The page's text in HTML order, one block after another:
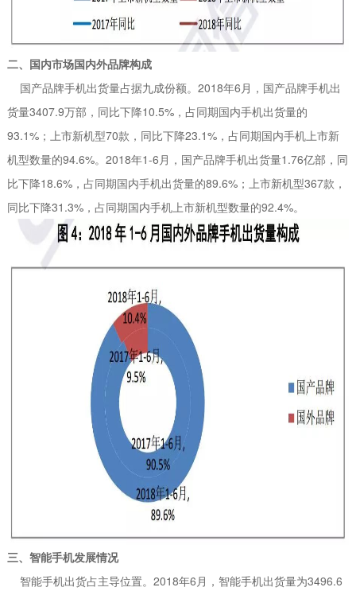
二、国内市场国内外品牌构成
国产品牌手机出货量占据九成份额。2018年6月，国产品牌手机出
货量3407.9万部，同比下降10.5%，占同期国内手机出货量的
93.1%；上市新机型70款，同比下降23.1%，占同期国内手机上市新
机型数量的94.6%。2018年1-6月，国产品牌手机出货量1.76亿部，同
比下降18.6%，占同期国内手机出货量的89.6%；上市新机型367款，
同比下降31.3%，占同期国内手机上市新机型数量的92.4%。
三、智能手机发展情况
智能手机出货占主导位置。2018年6月，智能手机出货量为3496.6